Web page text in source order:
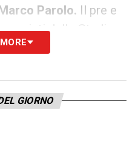
Marco Parolo.
Il pre e
dallo Studio
Marco Cattaneo,
GIORNO